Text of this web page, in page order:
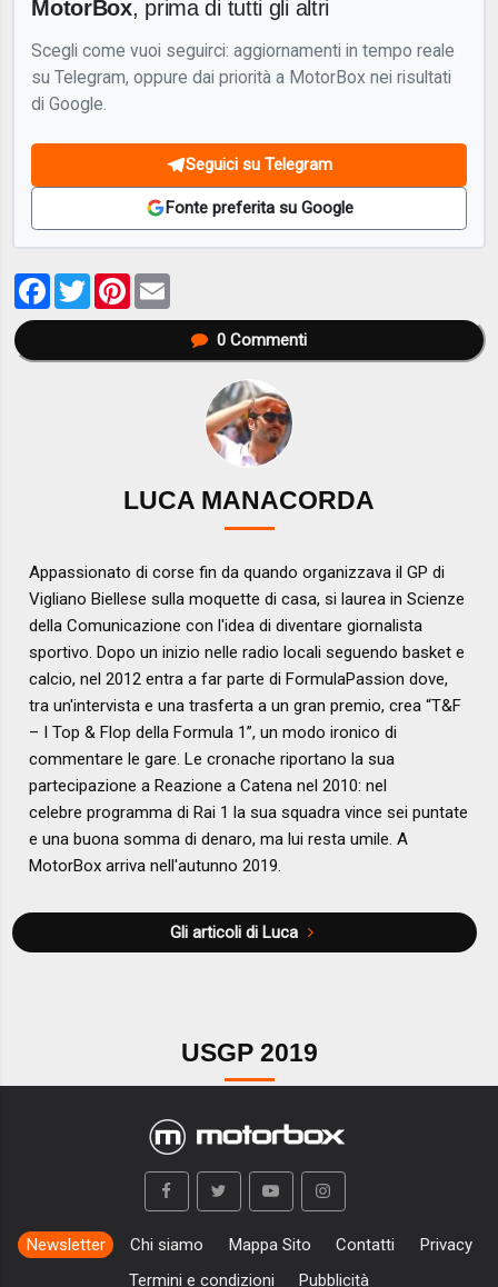
MotorBox, prima di tutti gli altri
Scegli come vuoi seguirci: aggiornamenti in tempo reale
su Telegram, oppure dai priorità a MotorBox nei risultati
di Google.
Seguici su Telegram
Fonte preferita su Google
Facebook
TwitterPinterest
0Commenti
LUCA MANACORDA
Appassionato di corse fin da quando organizzava il GP di
Vigliano Biellese sulla moquette di casa, si laurea in Scienze
della Comunicazione con l'idea di diventare giornalista
sportivo. Dopo un inizio nelle radio locali seguendo basket e
calcio, nel 2012 entra a far parte di FormulaPassion dove,
tra un'intervista e una trasferta a un gran premio, crea “T&F
– I Top & Flop della Formula 1”, un modo ironico di
commentare le gare. Le cronache riportano la sua
partecipazione a Reazione a Catena nel 2010: nel
celebre programma di Rai 1 la sua squadra vince sei puntate
e una buona somma di denaro, ma lui resta umile. A
MotorBox arriva nell'autunno 2019.
Gli articoli di Luca
USGP 2019
Newsletter Chi siamo Mappa Sito Contatti
Privacy
Termini e condizioni
Pubblicità